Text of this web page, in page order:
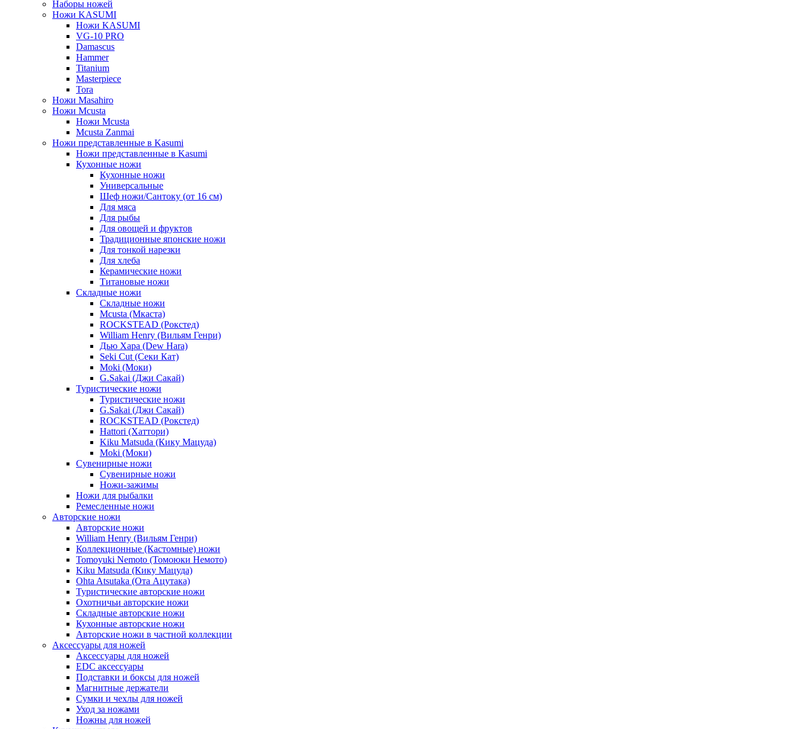
Наборы ножей
Ножи KASUMI
Ножи KASUMI
VG-10 PRO
Damascus
Hammer
Titanium
Masterpiece
Tora
Ножи Masahiro
Ножи Mcusta
Ножи Mcusta
Mcusta Zanmai
Ножи представленные в Kasumi
Ножи представленные в Kasumi
Кухонные ножи
Кухонные ножи
Универсальные
Шеф ножи/Сантоку (от 16 см)
Для мяса
Для рыбы
Для овощей и фруктов
Традиционные японские ножи
Для тонкой нарезки
Для хлеба
Керамические ножи
Титановые ножи
Складные ножи
Складные ножи
Mcusta (Мкаста)
ROCKSTEAD (Рокстед)
William Henry (Вильям Генри)
Дью Хара (Dew Hara)
Seki Cut (Секи Кат)
Moki (Моки)
G.Sakai (Джи Сакай)
Туристические ножи
Туристические ножи
G.Sakai (Джи Сакай)
ROCKSTEAD (Рокстед)
Hattori (Хаттори)
Kiku Matsuda (Кику Мацуда)
Moki (Моки)
Сувенирные ножи
Сувенирные ножи
Ножи-зажимы
Ножи для рыбалки
Ремесленные ножи
Авторские ножи
Авторские ножи
William Henry (Вильям Генри)
Коллекционные (Кастомные) ножи
Tomoyuki Nemoto (Томоюки Немото)
Kiku Matsuda (Кику Мацуда)
Ohta Atsutaka (Ота Ацутака)
Туристические авторские ножи
Охотничьи авторские ножи
Складные авторские ножи
Кухонные авторские ножи
Авторские ножи в частной коллекции
Аксессуары для ножей
Аксессуары для ножей
EDC аксессуары
Подставки и боксы для ножей
Магнитные держатели
Сумки и чехлы для ножей
Уход за ножами
Ножны для ножей